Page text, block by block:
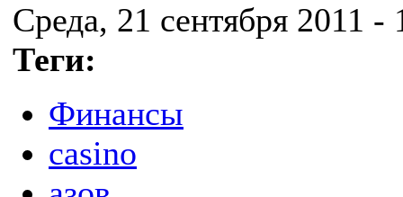
Среда, 21 сентября 2011 -
Теги:
Финансы
casino